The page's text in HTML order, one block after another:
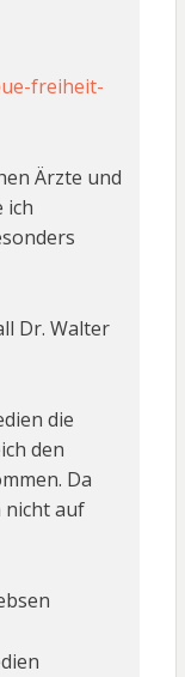
freiheit-
Ärzte und
ich
Dr. Walter
die
den
Da
nicht auf